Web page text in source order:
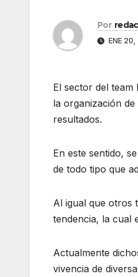
Por
ENE 20,
El sector del
la organización de
resultados.
En este sentido,
de todo tipo que
Al igual que otros
tendencia, la cual
Actualmente
vivencia de